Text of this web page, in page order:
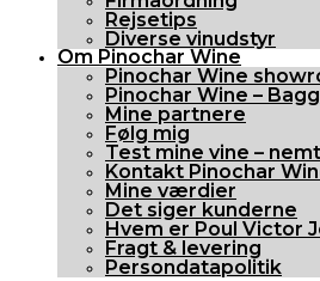
Rejsetips
Diverse vinudstyr
Om Pinochar Wine
Pinochar Wine
Pinochar Wine –
Mine partnere
Følg mig
Test mine vine –
Kontakt Pinochar
Mine værdier
Det siger kunderne
Hvem er Poul Victor
Fragt & levering
Persondatapolitik